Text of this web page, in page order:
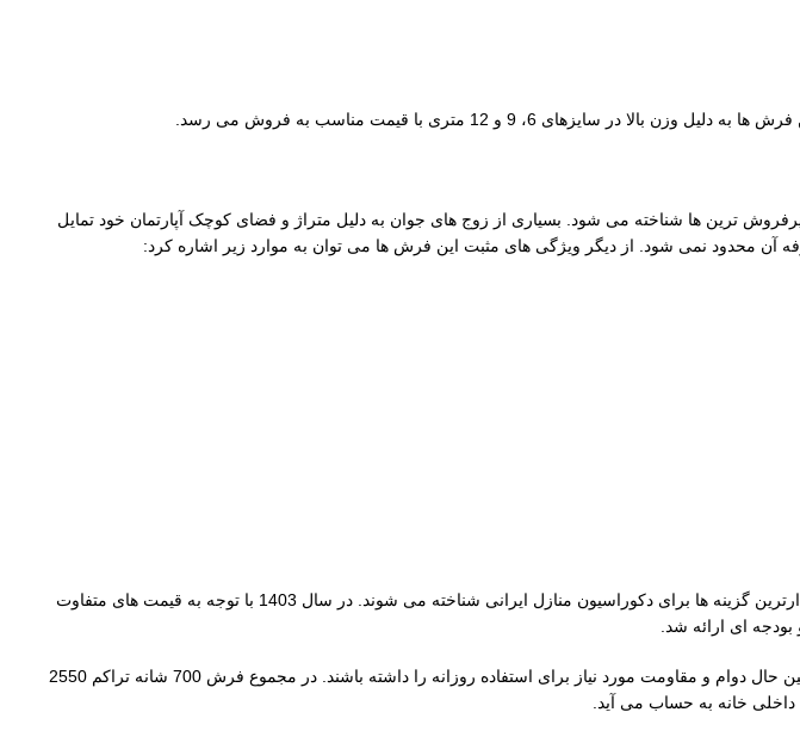
و پرفروش ترین ها شناخته می شود. بسیاری از زوج های جوان به دلیل متراژ و فضای کوچک آپارتمان خود تمایل
در پایان باید گفت که فرش های 700 شانه به دلیل قیمت مناسب و کیفیت بالا به عنوان یکی از پرطرفدارترین گزینه ها برای دکوراسیون منازل ایرانی شناخته می شوند. در سال 1403 با توجه به قیمت های متفاوت
بودجه ای ارائه شد.
مورد نیاز برای استفاده روزانه را داشته باشند. در مجموع فرش 700 شانه تراکم 2550
داخلی خانه به حساب می آید.